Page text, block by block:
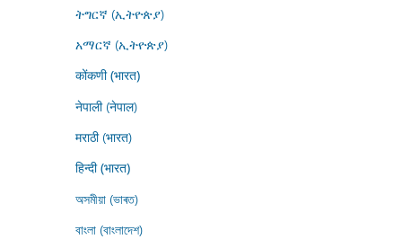
ትግርኛ (ኢትዮጵያ)
አማርኛ (ኢትዮጵያ)
कोंकणी (भारत)
नेपाली (नेपाल)
मराठी (भारत)
हिन्दी (भारत)
অসমীয়া (ভাৰত)
বাংলা (বাংলাদেশ)